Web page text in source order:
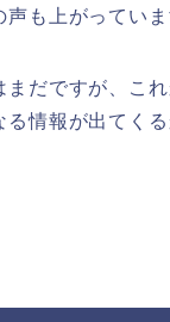
も上がっていま
まだですが、こ
る情報が出てく